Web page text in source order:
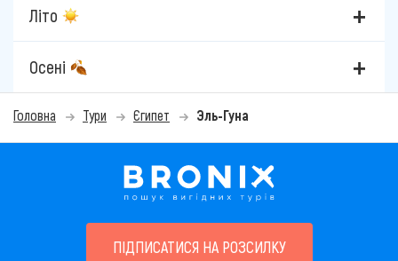
Літо
Осені
Головна Тури Єгипет Эль-Гуна
ПІДПИСАТИСЯ НА РОЗСИЛКУ